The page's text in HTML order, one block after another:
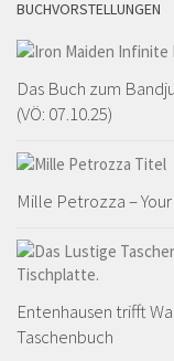
BUCHVORSTELLUNGEN
Das Buch zum
(VÖ: 07.10.25)
Mille Petrozza –
Entenhausen trifft
Taschenbuch